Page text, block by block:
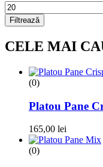
Preț
minim
Filtrează
CELE MAI
(0)
Platou Pane
165,00 lei
(0)